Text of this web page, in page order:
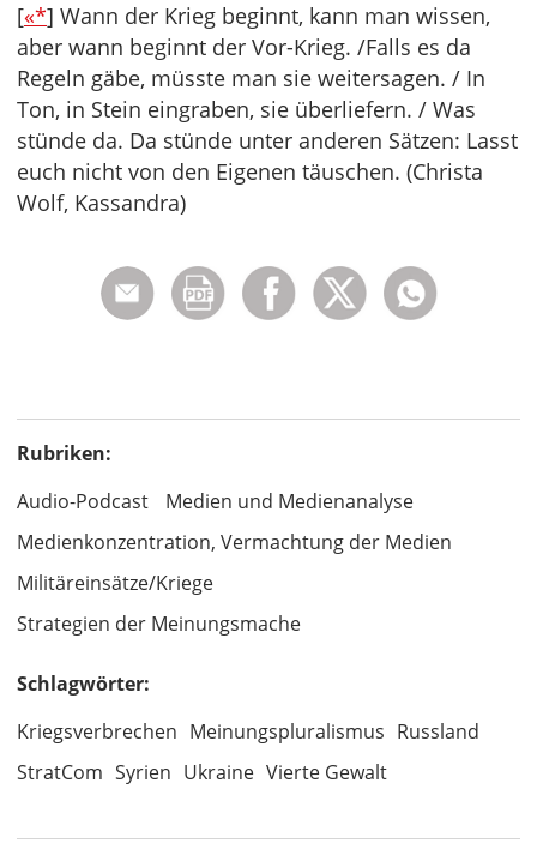
[«*] Wann der Krieg beginnt, kann man wissen,
aber wann beginnt der Vor-Krieg. /Falls es da
Regeln gäbe, müsste man sie weitersagen. / In
Ton, in Stein eingraben, sie überliefern. / Was
stünde da. Da stünde unter anderen Sätzen: Lasst
euch nicht von den Eigenen täuschen. (Christa
Wolf, Kassandra)
Rubriken:
Audio-Podcast
Medien und Medienanalyse
Medienkonzentration, Vermachtung der Medien
Militäreinsätze/Kriege
Strategien der Meinungsmache
Schlagwörter:
Kriegsverbrechen Meinungspluralismus Russland
StratCom Syrien Ukraine Vierte Gewalt